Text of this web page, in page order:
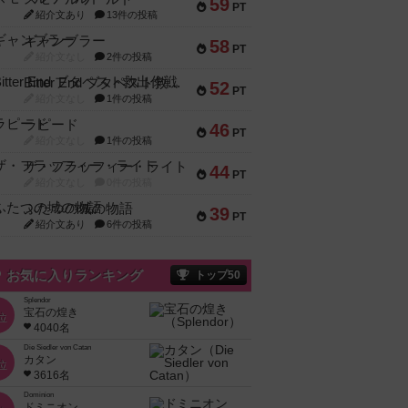
59 PT
紹介文あり 13件の投稿
58 PT
ギャンブラー
2件の投稿
52 PT
Bitter End ブタペスト救出作戦
1件の投稿
46 PT
ラピード
1件の投稿
44 PT
ザ・フラッフィー・ライト
39 PT
ふたつの城の物語
紹介文あり 6件の投稿
お気に入りランキング トップ50
Splendor
宝石の煌き
4040名
Die Siedler von Catan
カタン
3616名
Dominion